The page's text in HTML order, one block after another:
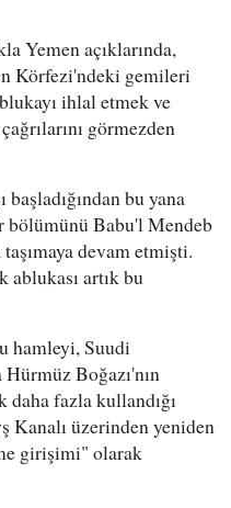
Yemen açıklarında,
Körfezi'ndeki gemileri
ihlal etmek ve
görmezden
bu yana
Babu'l Mendeb
devam etmişti.
artık bu
hamleyi, Suudi
Hürmüz Boğazı'nın
daha fazla kullandığı
Kanalı üzerinden yeniden
girişimi" olarak